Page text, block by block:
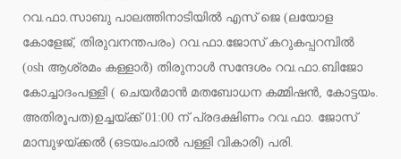
റവ.ഫാ.സാബു പാലത്തിനാടിയില്‍ എസ് ജെ (ലയോള
കോളേജ്, തിരുവനന്തപരം) റവ.ഫാ.ജോസ് കറുകപ്പറമ്പില്‍
(osh ആശ്രമം കള്ളാര്‍) തിരുനാള്‍ സന്ദേശം റവ.ഫാ.ബിജോ
കോച്ചാദംപള്ളി ( ചെയര്‍മാന്‍ മതബോധന കമ്മിഷന്‍, കോട്ടയം.
അതിരൂപത)ഉച്ചയ്ക്ക് 01:00 ന് പ്രദക്ഷിണം റവ.ഫാ. ജോസ്
മാമ്പുഴയ്ക്കല്‍ (ഒടയംചാല്‍ പള്ളി വികാരി) പരി.